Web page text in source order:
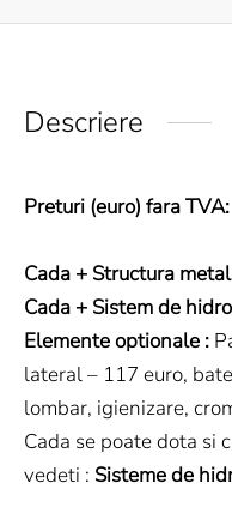
Descriere
Preturi (euro) fara TVA:
Cada + Structura
Cada + Sistem de
Elemente optionale :
lateral – 117 euro,
lombar, igienizare,
Cada se poate dota si
vedeti : Sisteme de